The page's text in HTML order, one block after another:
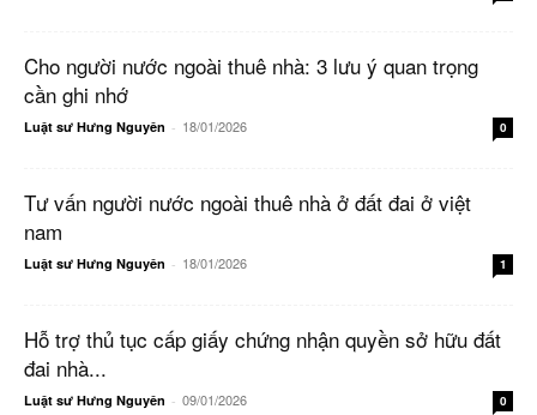
Cho người nước ngoài thuê nhà: 3 lưu ý quan trọng
cần ghi nhớ
Luật sư Hưng Nguyên - 18/01/2026 0
Tư vấn người nước ngoài thuê nhà ở đất đai ở việt
nam
Luật sư Hưng Nguyên - 18/01/2026 1
Hỗ trợ thủ tục cấp giấy chứng nhận quyền sở hữu đất
đai nhà...
Luật sư Hưng Nguyên - 09/01/2026 0